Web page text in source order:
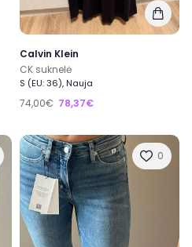
Calvin Klein
CK suknelė
S (EU: 36), Nauja
74,00€ 78,37€
0